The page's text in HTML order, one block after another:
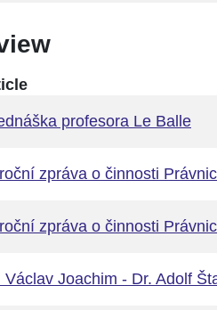
profesora Le Balle
zpráva o činnosti
zpráva o činnosti
Václav Joachim - Dr. Adolf